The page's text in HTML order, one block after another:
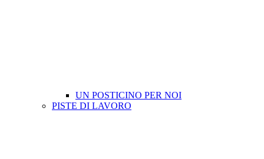
UN POSTICINO PER NOI
PISTE DI LAVORO